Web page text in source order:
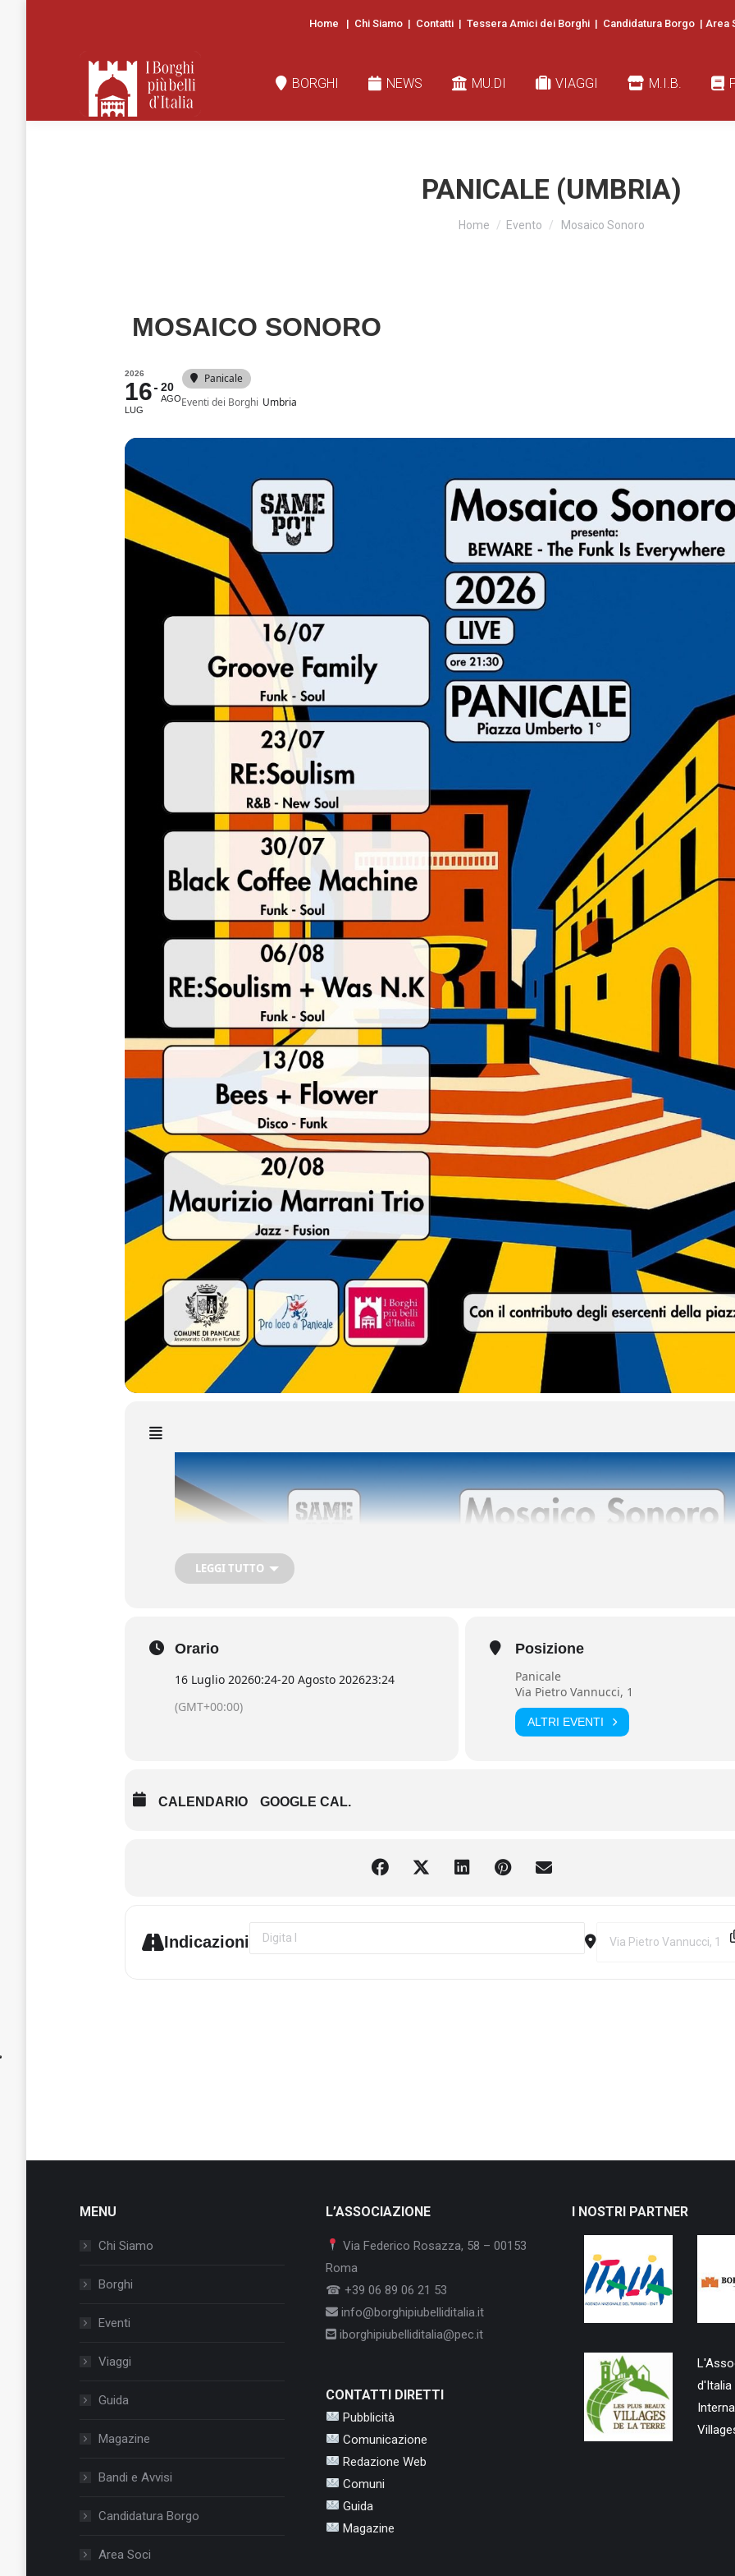
Home | Chi Siamo | Contatti | Tessera Amici dei Borghi | Candidatura Borgo | Area
BORGHI NEWS MU.DI VIAGGI M.I.B.
PANICALE (UMBRIA)
You are here:
Home Evento Mosaico Sonoro
MOSAICO SONORO
2026
16
LUG
20
AGO
Panicale
Eventi dei Borghi Umbria
si accende con l’energia diMosaico Sonoro.
Sei appuntamenti imperdibili, una location da sogno e un unico grande filo conduttore: la musica di
dal funk più travolgente al jazz più raffinato.
Piazza Umberto 1°, Panicale
16/07
LEGGI TUTTO
Orario
16 Luglio 20260:24-20 Agosto 202623:24
(GMT+00:00)
Posizione
Panicale
Via Pietro Vannucci, 1
ALTRI EVENTI
CALENDARIO GOOGLE CAL.
Indicazioni
Address - Mosaico Sonoro [fDW76wbuV] Destination Address -
MENU
Chi Siamo
Borghi
Eventi
Viaggi
Guida
Magazine
Bandi e Avvisi
Candidatura Borgo
Area Soci
L’ASSOCIAZIONE
Via Federico Rosazza, 58 – 00153
Roma
☎ +39 06 89 06 21 53
info@borghipiubelliditalia.it
iborghipiubelliditalia@pec.it
CONTATTI DIRETTI
Pubblicità
Comunicazione
Redazione Web
Comuni
Guida
Magazine
I NOSTRI PARTNER
d'Italia
NEWS MU.DI VIAGGI M.I.B.